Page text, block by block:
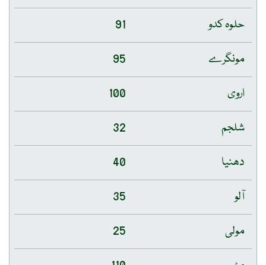
حلوہ کدو
91
مونگرے
95
اروی
100
شلجم
32
دھنیا
40
آلو
35
مولی
25